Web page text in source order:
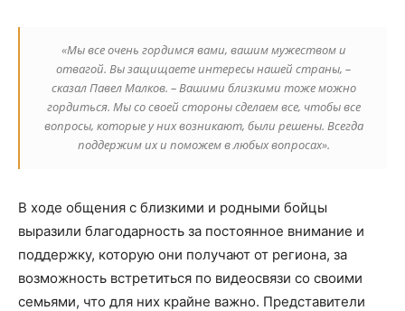
«Мы все очень гордимся вами, вашим мужеством и
отвагой. Вы защищаете интересы нашей страны, –
сказал Павел Малков. – Вашими близкими тоже можно
гордиться. Мы со своей стороны сделаем все, чтобы все
вопросы, которые у них возникают, были решены. Всегда
поддержим их и поможем в любых вопросах».
В ходе общения с близкими и родными бойцы
выразили благодарность за постоянное внимание и
поддержку, которую они получают от региона, за
возможность встретиться по видеосвязи со своими
семьями, что для них крайне важно. Представители